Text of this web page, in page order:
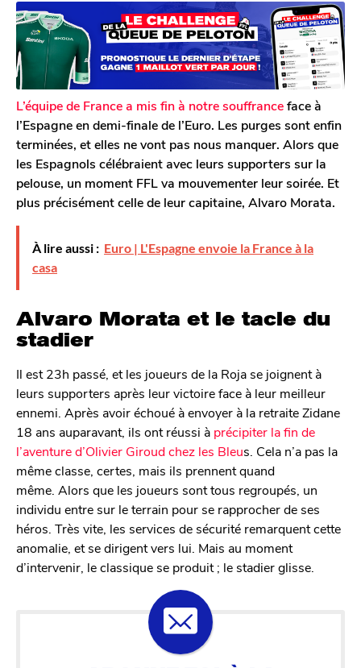
o
2
a
n
s
a
g
o
r
T
o
m
G
a
l
e
r
o
n
s
a
L’équipe de France a mis fin à notre souffranceface à
l’Espagne en demi-finale de l’Euro. Les purges sont enfin
terminées, et elles ne vont pas nous manquer. Alors que
les Espagnols célébraient avec leurs supporters sur la
pelouse, un moment FFL va mouvementer leur soirée. Et
plus précisément celle de leur capitaine, Alvaro Morata.
À lire aussi : Euro | L'Espagne envoie la France à la
casa
Alvaro Morata et le tacle du
stadier
Il est 23h passé, et les joueurs de la Roja se joignent à
leurs supporters après leur victoire face à leur meilleur
ennemi. Après avoir échoué à envoyer à la retraite Zidane
18 ans auparavant, ils ont réussi à précipiter la fin de
l’aventure d’Olivier Giroud chez les Bleus. Cela n’a pas la
même classe, certes, mais ils prennent quand
même. Alors que les joueurs sont tous regroupés, un
individu entre sur le terrain pour se rapprocher de ses
héros. Très vite, les services de sécurité remarquent cette
anomalie, et se dirigent vers lui. Mais au moment
d’intervenir, le classique se produit ; le stadier glisse.